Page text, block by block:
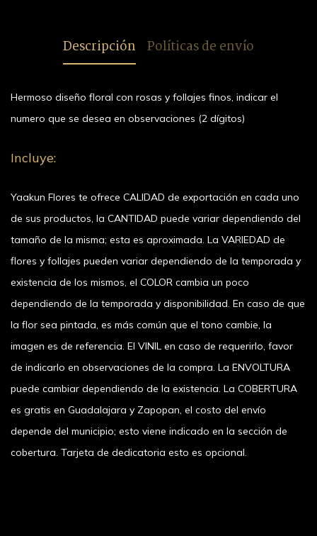
Descripción Políticas de envío
Hermoso diseño floral con rosas y follajes finos, indicar el
numero que se desea en observaciones (2 dígitos)
Incluye:
Yaakun Flores te ofrece CALIDAD de exportación en cada uno
de sus productos, la CANTIDAD puede variar dependiendo del
tamaño de la misma; esta es aproximada. La VARIEDAD de
flores y follajes pueden variar dependiendo de la temporada y
existencia de los mismos, el COLOR cambia un poco
dependiendo de la temporada y disponibilidad. En caso de que
la flor sea pintada, es más común que el tono cambie, la
imagen es de referencia. El VINIL en caso de requerirlo, favor
de indicarlo en observaciones de la compra. La ENVOLTURA
puede cambiar dependiendo de la existencia. La COBERTURA
es gratis en Guadalajara y Zapopan, el costo del envío
depende del municipio; esto viene indicado en la sección de
cobertura. Tarjeta de dedicatoria esto es opcional.